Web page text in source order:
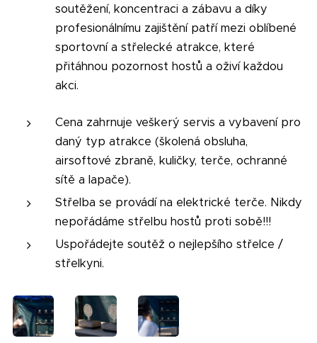
soutěžení, koncentraci a zábavu a díky
profesionálnímu zajištění patří mezi oblíbené
sportovní a střelecké atrakce, které
přitáhnou pozornost hostů a oživí každou
akci.
Cena zahrnuje veškerý servis a vybavení pro
daný typ atrakce (školená obsluha,
airsoftové zbraně, kuličky, terče, ochranné
sítě a lapače).
Střelba se provádí na elektrické terče. Nikdy
nepořádáme střelbu hostů proti sobě!!!
Uspořádejte soutěž o nejlepšího střelce /
střelkyni.